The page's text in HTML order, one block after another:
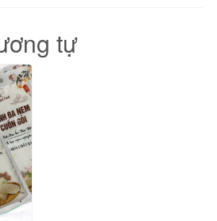
tự